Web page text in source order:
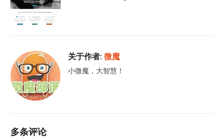
关于作者:微魔
小微魔，大智慧！
多条评论